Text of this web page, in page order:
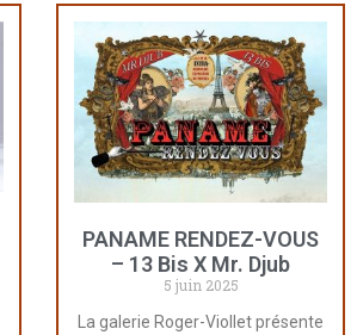
PANAME RENDEZ-VOUS
– 13 Bis X Mr. Djub
5 juin 2025
La galerie Roger-Viollet présente